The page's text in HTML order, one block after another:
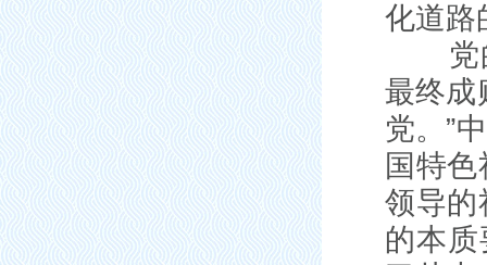
化道路
党的
最终成
党。”
国特
领导的
的本